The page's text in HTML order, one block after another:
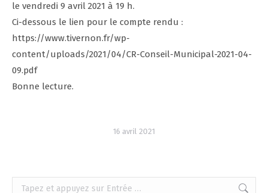
le vendredi 9 avril 2021 à 19 h.
Ci-dessous le lien pour le compte rendu :
https://www.tivernon.fr/wp-
content/uploads/2021/04/CR-Conseil-Municipal-2021-04-
09.pdf
Bonne lecture.
16 avril 2021
Recherche